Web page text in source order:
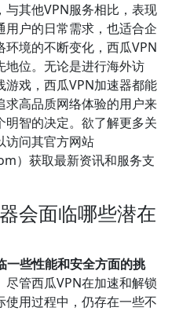
与其他VPN服务相比，表现
户的日常需求，也适合企
境的不断变化，西瓜VPN
地位。无论是进行海外访
戏，西瓜VPN加速器都能
高品质网络体验的用户来
智的决定。欲了解更多关
访问其官方网站
）获取最新资讯和服务支
会面临哪些潜在
一些性能和安全方面的挑
尽管西瓜VPN在加速和解锁
用过程中，仍存在一些不